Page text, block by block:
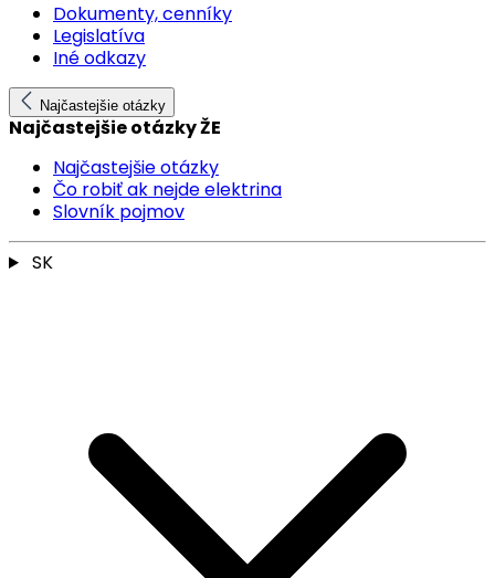
Dokumenty, cenníky
Legislatíva
Iné odkazy
Najčastejšie otázky
Najčastejšie otázky ŽE
Najčastejšie otázky
Čo robiť ak nejde elektrina
Slovník pojmov
SK